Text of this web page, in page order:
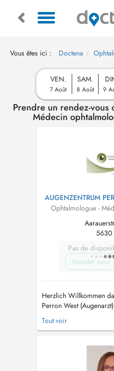
Vous êtes ici : Doctena
VEN.
7 Août
SAM.
8 Août 9
Prendre un rendez-vous
Médecin
AUGENZENTRUM
Ophtalmologue -
5630
Pas de
Appeler pour
Herzlich Willkommen
Perron West
gesamte Spektrum
modernen
zuvorkommendes,
wird dafür sorgen,
Tout voir